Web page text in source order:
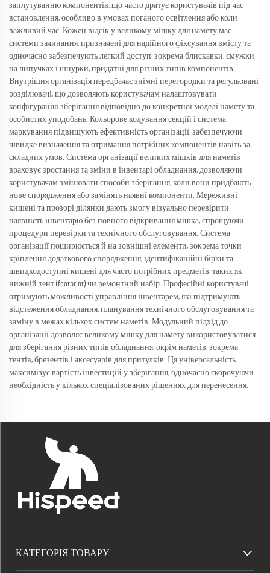
заплутуванню компонентів, що часто дратує користувачів під час
встановлення, особливо в умовах поганого освітлення або коли
важливий час. Кожен відсік у великому мішку для намету має
системи зачинання, призначені для надійного фіксування вмісту та
одночасно забезпечують легкий доступ, зокрема блискавки, смужки
на липучках і шнурки, придатні для різних типів компонентів.
Внутрішня організація передбачає знімні перегородки та регульовані
розділювачі, що дозволяють користувачам налаштовувати
конфігурацію зберігання відповідно до конкретної моделі намету та
особистих уподобань. Кольорове кодування секцій і система
маркування підвищують ефективність організації, забезпечуючи
швидке визначення та отримання потрібних компонентів навіть за
складних умов. Система організації великих мішків для наметів
враховує зростання та зміни в інвентарі обладнання, дозволяючи
користувачам змінювати способи зберігання, коли вони придбають
нове спорядження або замінять наявні компоненти. Мереживні
кишені та прозорі ділянки дають змогу візуально перевірити
наявність інвентарю без повного відкривання мішка, спрощуючи
процедури перевірки та технічного обслуговування. Система
організації поширюється й на зовнішні елементи, зокрема точки
кріплення додаткового спорядження, ідентифікаційні бірки та
швидкодоступні кишені для часто потрібних предметів, таких як
нижній тент (footprint) чи ремонтний набір. Професійні користувачі
отримують можливості управління інвентарем, які підтримують
відстеження обладнання, планування технічного обслуговування та
заміну в межах кількох систем наметів. Модульний підхід до
організації дозволяє великому мішку для намету використовуватися
для зберігання різних типів обладнання, окрім наметів, зокрема
тентів, брезентів і аксесуарів для притулків. Ця універсальність
максимізує вартість інвестицій у зберігання, одночасно скорочуючи
необхідність у кількох спеціалізованих рішеннях для перенесення.
КАТЕГОРІЯ ТОВАРУ